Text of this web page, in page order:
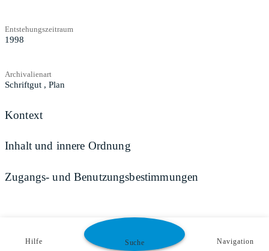
Entstehungszeitraum
1998
Archivalienart
Schriftgut , Plan
Kontext
Inhalt und innere Ordnung
Zugangs- und Benutzungsbestimmungen
Hilfe Suche Navigation